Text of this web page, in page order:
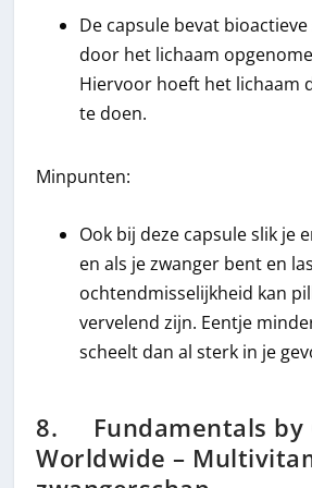
De capsule bevat
door het lichaam
Hiervoor hoeft het lichaam
te doen.
Minpunten:
Ook bij deze capsule slik je
en als je zwanger bent en
ochtendmisselijkheid kan
vervelend zijn. Eentje
scheelt dan al sterk in je
8. Fundamentals by
Worldwide –